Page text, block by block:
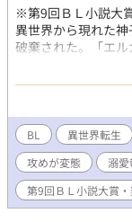
※第9回ＢＬ小説大
異世界から現れた
破棄された。「エ
様の声など聞きた
うとするが、王太
入れられたザフィ
り頬を叩く。 婚約
は、神子を害した悪
なる。 恵みの雨を
たザフィーアに民
魔！」「くらえろ
れ！ 化け物！」民
BL 異世界転生
攻めが変態
溺愛
第9回ＢＬ小説大賞